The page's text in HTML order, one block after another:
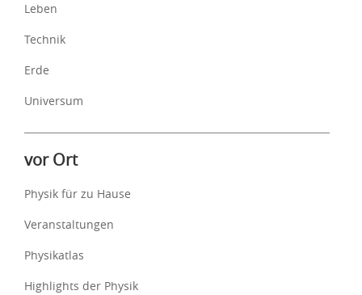
Leben
Technik
Erde
Universum
vor Ort
Physik für zu Hause
Veranstaltungen
Physikatlas
Highlights der Physik